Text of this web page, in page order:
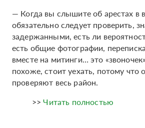
— Когда вы слышите об арестах в
обязательно следует проверить,
задержанными, есть ли
есть общие фотографии,
вместе на митинги… это
похоже, стоит уехать, потому что
проверяют весь район.
>>Читать полностью